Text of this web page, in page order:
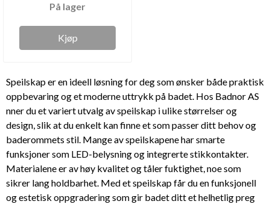
På lager
Kjøp
Speilskap er en ideell løsning for deg som ønsker både praktisk
oppbevaring og et moderne uttrykk på badet. Hos Badnor AS
nner du et variert utvalg av speilskap i ulike størrelser og
design, slik at du enkelt kan finne et som passer ditt behov og
baderommets stil. Mange av speilskapene har smarte
funksjoner som LED-belysning og integrerte stikkontakter.
Materialene er av høy kvalitet og tåler fuktighet, noe som
sikrer lang holdbarhet. Med et speilskap får du en funksjonell
og estetisk oppgradering som gir badet ditt et helhetlig preg